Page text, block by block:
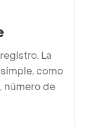
La
como
número de